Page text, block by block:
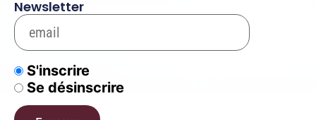
Newsletter
S'inscrire
Se désinscrire